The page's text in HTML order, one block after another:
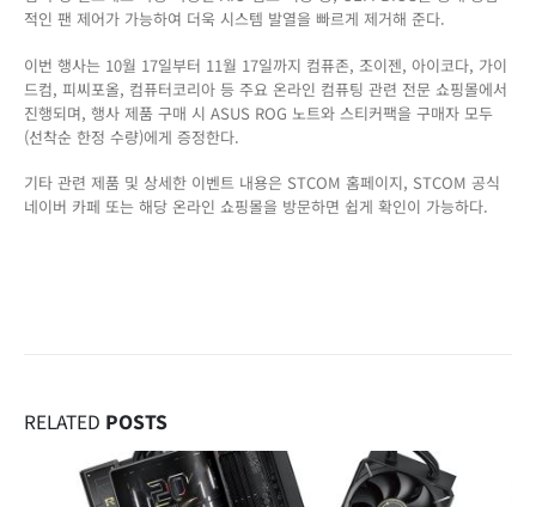
적인 팬 제어가 가능하여 더욱 시스템 발열을 빠르게 제거해 준다.
이번 행사는 10월 17일부터 11월 17일까지 컴퓨존, 조이젠, 아이코다, 가이
드컴, 피씨포올, 컴퓨터코리아 등 주요 온라인 컴퓨팅 관련 전문 쇼핑몰에서
진행되며, 행사 제품 구매 시 ASUS ROG 노트와 스티커팩을 구매자 모두
(선착순 한정 수량)에게 증정한다.
기타 관련 제품 및 상세한 이벤트 내용은 STCOM 홈페이지, STCOM 공식
네이버 카페 또는 해당 온라인 쇼핑몰을 방문하면 쉽게 확인이 가능하다.
RELATED POSTS